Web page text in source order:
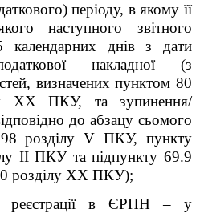
періоду, в якому її
наступного звітного
днів з дати
накладної (з
визначених пунктом 80
XX ПКУ, та зупинення/
до абзацу сьомого
розділу V ПКУ, пункту
ІІ ПКУ та підпункту 69.9
розділу XX ПКУ);
реєстрації в ЄРПН – у